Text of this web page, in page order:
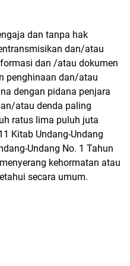
dan tanpa hak
dan/atau
dan /atau dokumen
penghinaan dan/atau
dengan pidana penjara
atau denda paling
ratus lima puluh juta
Kitab Undang-Undang
Undang No. 1 Tahun
kehormatan atau
secara umum.